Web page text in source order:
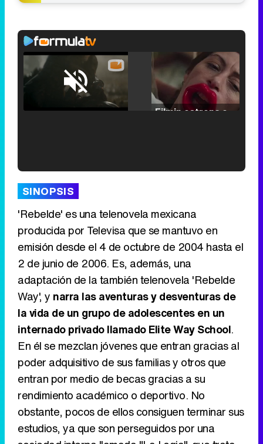
Unmute /
Tráiler de '33 días', la nueva serie de Atresplayer con Julián Villagrán y José Manuel Poga
SINOPSIS
'Rebelde' es una telenovela mexicana
producida por Televisa que se mantuvo en
emisión desde el 4 de octubre de 2004 hasta el
2 de junio de 2006. Es, además, una
adaptación de la también telenovela 'Rebelde
Way', y narra las aventuras y desventuras de
la vida de un grupo de adolescentes en un
internado privado llamado Elite Way School.
En él se mezclan jóvenes que entran gracias al
poder adquisitivo de sus familias y otros que
entran por medio de becas gracias a su
rendimiento académico o deportivo. No
obstante, pocos de ellos consiguen terminar sus
estudios, ya que son perseguidos por una